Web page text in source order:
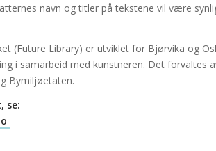
navn og titler på tekstene vil være
(Future Library) er utviklet for Bjørvika og
i samarbeid med kunstneren. Det
Bymiljøetaten.
se: